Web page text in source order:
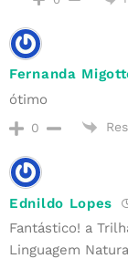
Fernanda
ótimo
0
Ednildo Lopes
Fantástico! a
Linguagem